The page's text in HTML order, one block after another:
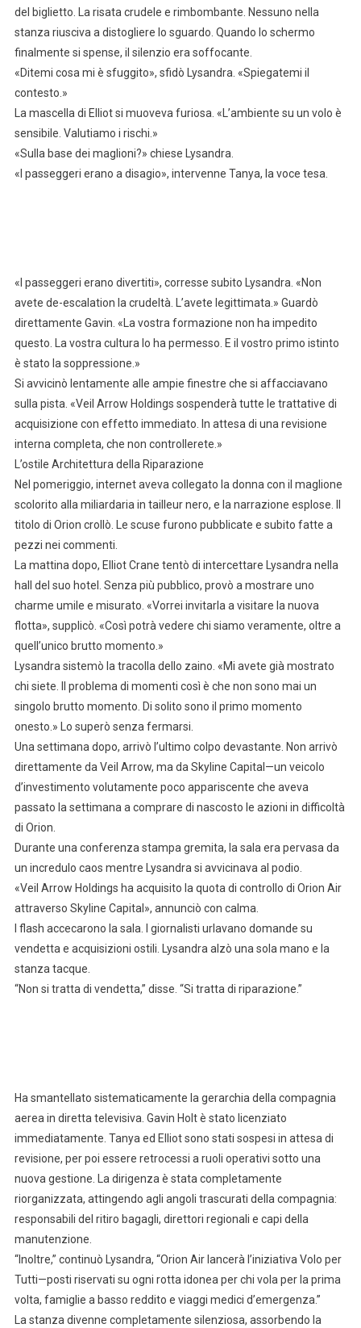
del biglietto. La risata crudele e rimbombante. Nessuno nella
stanza riusciva a distogliere lo sguardo. Quando lo schermo
finalmente si spense, il silenzio era soffocante.
«Ditemi cosa mi è sfuggito», sfidò Lysandra. «Spiegatemi il
contesto.»
La mascella di Elliot si muoveva furiosa. «L’ambiente su un volo è
sensibile. Valutiamo i rischi.»
«Sulla base dei maglioni?» chiese Lysandra.
«I passeggeri erano a disagio», intervenne Tanya, la voce tesa.
«I passeggeri erano divertiti», corresse subito Lysandra. «Non
avete de-escalation la crudeltà. L’avete legittimata.» Guardò
direttamente Gavin. «La vostra formazione non ha impedito
questo. La vostra cultura lo ha permesso. E il vostro primo istinto
è stato la soppressione.»
Si avvicinò lentamente alle ampie finestre che si affacciavano
sulla pista. «Veil Arrow Holdings sospenderà tutte le trattative di
acquisizione con effetto immediato. In attesa di una revisione
interna completa, che non controllerete.»
L’ostile Architettura della Riparazione
Nel pomeriggio, internet aveva collegato la donna con il maglione
scolorito alla miliardaria in tailleur nero, e la narrazione esplose. Il
titolo di Orion crollò. Le scuse furono pubblicate e subito fatte a
pezzi nei commenti.
La mattina dopo, Elliot Crane tentò di intercettare Lysandra nella
hall del suo hotel. Senza più pubblico, provò a mostrare uno
charme umile e misurato. «Vorrei invitarla a visitare la nuova
flotta», supplicò. «Così potrà vedere chi siamo veramente, oltre a
quell’unico brutto momento.»
Lysandra sistemò la tracolla dello zaino. «Mi avete già mostrato
chi siete. Il problema di momenti così è che non sono mai un
singolo brutto momento. Di solito sono il primo momento
onesto.» Lo superò senza fermarsi.
Una settimana dopo, arrivò l’ultimo colpo devastante. Non arrivò
direttamente da Veil Arrow, ma da Skyline Capital—un veicolo
d’investimento volutamente poco appariscente che aveva
passato la settimana a comprare di nascosto le azioni in difficoltà
di Orion.
Durante una conferenza stampa gremita, la sala era pervasa da
un incredulo caos mentre Lysandra si avvicinava al podio.
«Veil Arrow Holdings ha acquisito la quota di controllo di Orion Air
attraverso Skyline Capital», annunciò con calma.
I flash accecarono la sala. I giornalisti urlavano domande su
vendetta e acquisizioni ostili. Lysandra alzò una sola mano e la
stanza tacque.
“Non si tratta di vendetta,” disse. “Si tratta di riparazione.”
Ha smantellato sistematicamente la gerarchia della compagnia
aerea in diretta televisiva. Gavin Holt è stato licenziato
immediatamente. Tanya ed Elliot sono stati sospesi in attesa di
revisione, per poi essere retrocessi a ruoli operativi sotto una
nuova gestione. La dirigenza è stata completamente
riorganizzata, attingendo agli angoli trascurati della compagnia:
responsabili del ritiro bagagli, direttori regionali e capi della
manutenzione.
“Inoltre,” continuò Lysandra, “Orion Air lancerà l’iniziativa Volo per
Tutti—posti riservati su ogni rotta idonea per chi vola per la prima
volta, famiglie a basso reddito e viaggi medici d’emergenza.”
La stanza divenne completamente silenziosa, assorbendo la